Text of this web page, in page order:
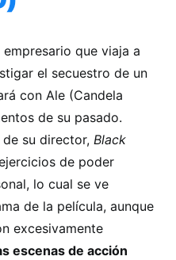
que viaja a
el secuestro de un
con Ale (Candela
de su pasado.
su director, Black
de poder
lo cual se ve
de la película, aunque
excesivamente
escenas de acción